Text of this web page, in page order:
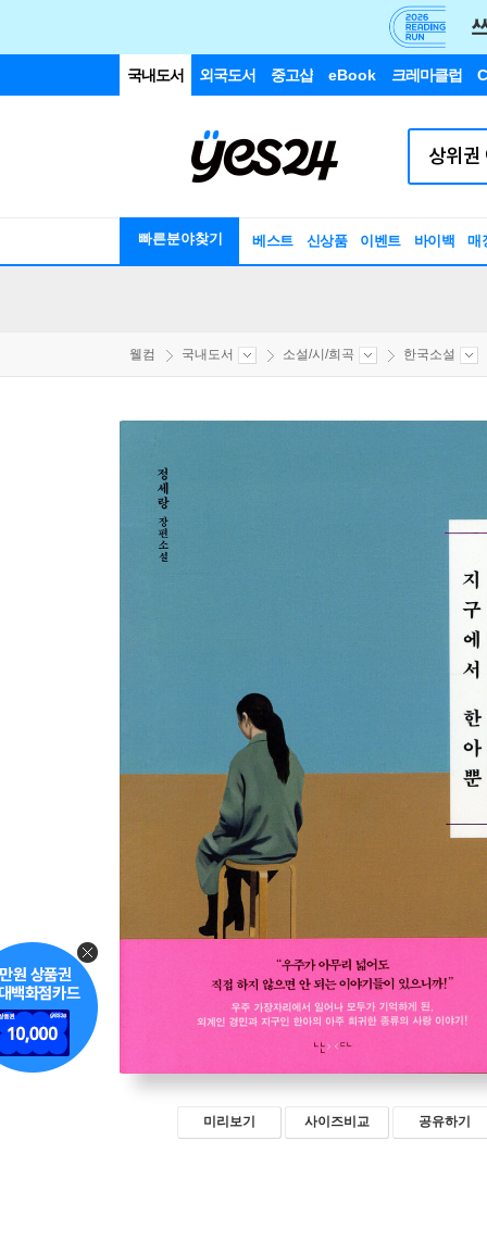
국내도서 외국도서 중고샵 eBook 크레마클럽
빠른분야찾기 베스트 신상품 이벤트 바이백 매
웰컴 국내도서 소설/시/희곡 한국소설
미리보기 사이즈비교 공유하기